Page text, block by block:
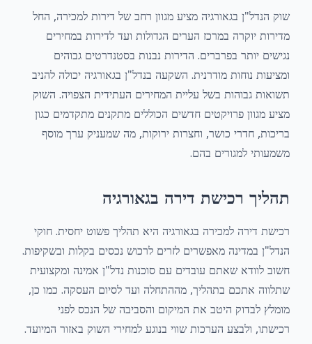
שוק הנדל"ן בגאורגיה מציע מגוון רחב של דירות למכירה, החל
מדירות יוקרה במרכז הערים הגדולות ועד לדירות במחירים
נגישים יותר בפרברים. הדירות נבנות בסטנדרטים גבוהים
ומציעות נוחות מודרנית. השקעה בנדל"ן בגאורגיה יכולה להניב
תשואות גבוהות בשל עליית המחירים העתידית הצפויה. השוק
מציע מגוון פרויקטים חדשים הכוללים מתקנים מתקדמים כגון
בריכות, חדרי כושר, וחצרות ירוקות, מה שמעניק ערך מוסף
משמעותי למגורים בהם.
תהליך רכישת דירה בגאורגיה
רכישת דירה למכירה בגאורגיה היא תהליך פשוט יחסית. חוקי
הנדל"ן במדינה מאפשרים לזרים לרכוש נכסים בקלות ובשקיפות.
חשוב לוודא שאתם עובדים עם סוכנות נדל"ן אמינה ומקצועית
שתלווה אתכם בתהליך, מההתחלה ועד לסיום העסקה. כמו כן,
מומלץ לבדוק היטב את המיקום והסביבה של הנכס לפני
רכישתו, ולבצע הערכות שווי בנוגע למחירי השוק באזור המיועד.